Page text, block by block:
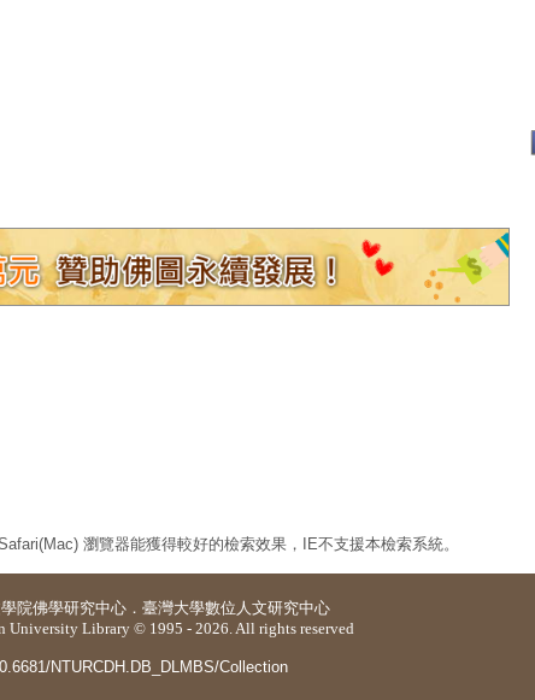
瀏覽器能獲得較好的檢索效果，IE不支援本檢索系統。
院佛學研究中心 ． 臺灣大學數位人文研究中心
University Library © 1995 - 2026. All rights reserved
NTURCDH.DB_DLMBS/Collection